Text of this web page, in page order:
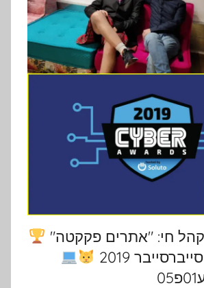
חי: "אתרים פקקטה"
2019